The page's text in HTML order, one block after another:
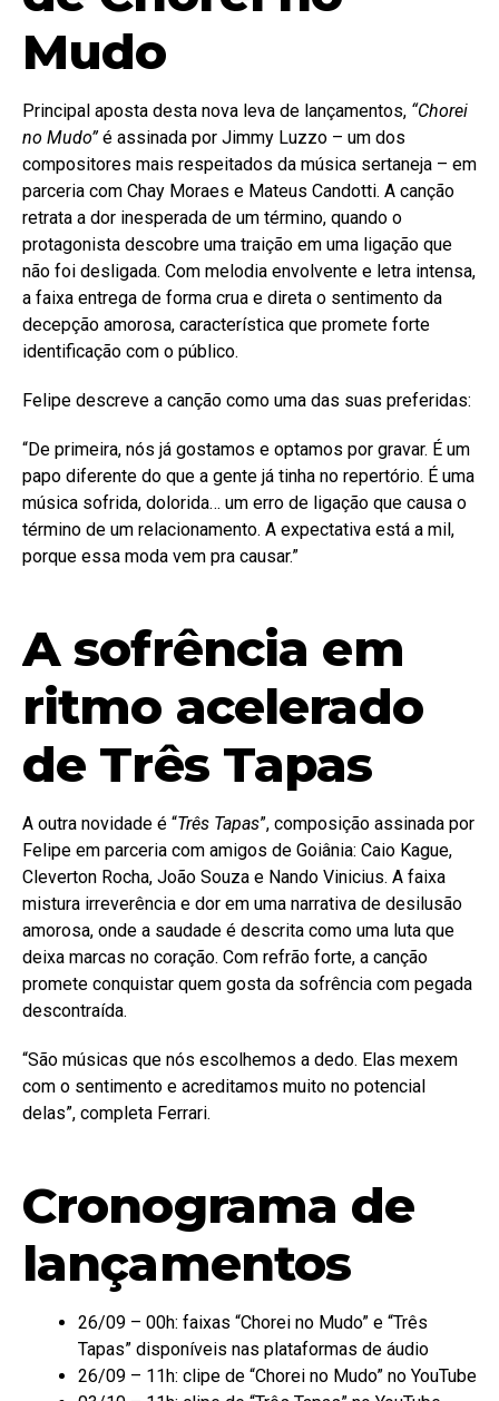
Mudo
Principal aposta desta nova leva de lançamentos, “Chorei
no Mudo”é assinada por Jimmy Luzzo – um dos
compositores mais respeitados da música sertaneja – em
parceria com Chay Moraes e Mateus Candotti. A canção
retrata a dor inesperada de um término, quando o
protagonista descobre uma traição em uma ligação que
não foi desligada. Com melodia envolvente e letra intensa,
a faixa entrega de forma crua e direta o sentimento da
decepção amorosa, característica que promete forte
identificação com o público.
Felipe descreve a canção como uma das suas preferidas:
“De primeira, nós já gostamos e optamos por gravar. É um
papo diferente do que a gente já tinha no repertório. É uma
música sofrida, dolorida… um erro de ligação que causa o
término de um relacionamento. A expectativa está a mil,
porque essa moda vem pra causar.”
A sofrência em
ritmo acelerado
de Três Tapas
A outra novidade é “Três Tapas”, composição assinada por
Felipe em parceria com amigos de Goiânia: Caio Kague,
Cleverton Rocha, João Souza e Nando Vinicius. A faixa
mistura irreverência e dor em uma narrativa de desilusão
amorosa, onde a saudade é descrita como uma luta que
deixa marcas no coração. Com refrão forte, a canção
promete conquistar quem gosta da sofrência com pegada
descontraída.
“São músicas que nós escolhemos a dedo. Elas mexem
com o sentimento e acreditamos muito no potencial
delas”, completa Ferrari.
Cronograma de
lançamentos
26/09 – 00h: faixas “Chorei no Mudo” e “Três
Tapas” disponíveis nas plataformas de áudio
26/09 – 11h: clipe de “Chorei no Mudo” no YouTube